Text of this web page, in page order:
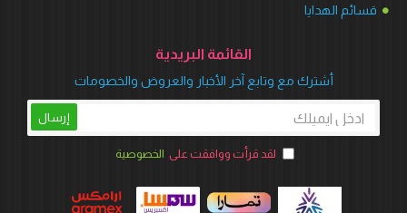
قسائم الهدايا
القائمة البريدية
أشترك مع وتابع آخر الأخبار والعروض والخصومات
إرسال
لقد قرأت ووافقت على الخصوصية